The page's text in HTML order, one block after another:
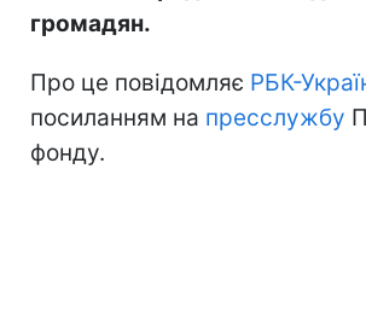
громадян.
Про це повідомляє РБК-
посиланням на пресслужбу
фонду.